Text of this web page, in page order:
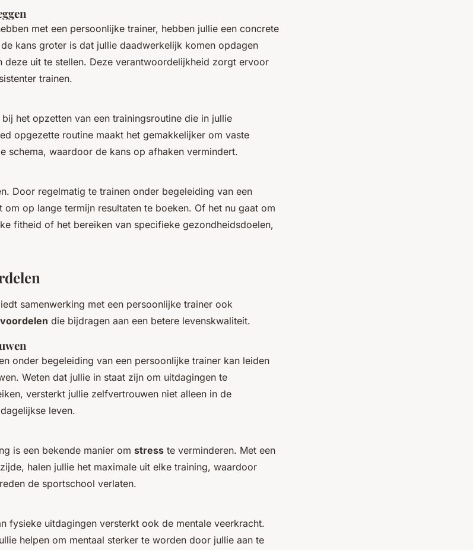
met een persoonlijke trainer, hebben jullie een concrete
kans groter is dat jullie daadwerkelijk komen opdagen
deze uit te stellen. Deze verantwoordelijkheid zorgt ervoor
trainen.
het opzetten van een trainingsroutine die in jullie
opgezette routine maakt het gemakkelijker om vaste
schema, waardoor de kans op afhaken vermindert.
Door regelmatig te trainen onder begeleiding van een
om op lange termijn resultaten te boeken. Of het nu gaat om
fitheid of het bereiken van specifieke gezondheidsdoelen,
samenwerking met een persoonlijke trainer ook
die bijdragen aan een betere levenskwaliteit.
onder begeleiding van een persoonlijke trainer kan leiden
Weten dat jullie in staat zijn om uitdagingen te
versterkt jullie zelfvertrouwen niet alleen in de
leven.
is een bekende manier om stress te verminderen. Met een
halen jullie het maximale uit elke training, waardoor
de sportschool verlaten.
fysieke uitdagingen versterkt ook de mentale veerkracht.
helpen om mentaal sterker te worden door jullie aan te